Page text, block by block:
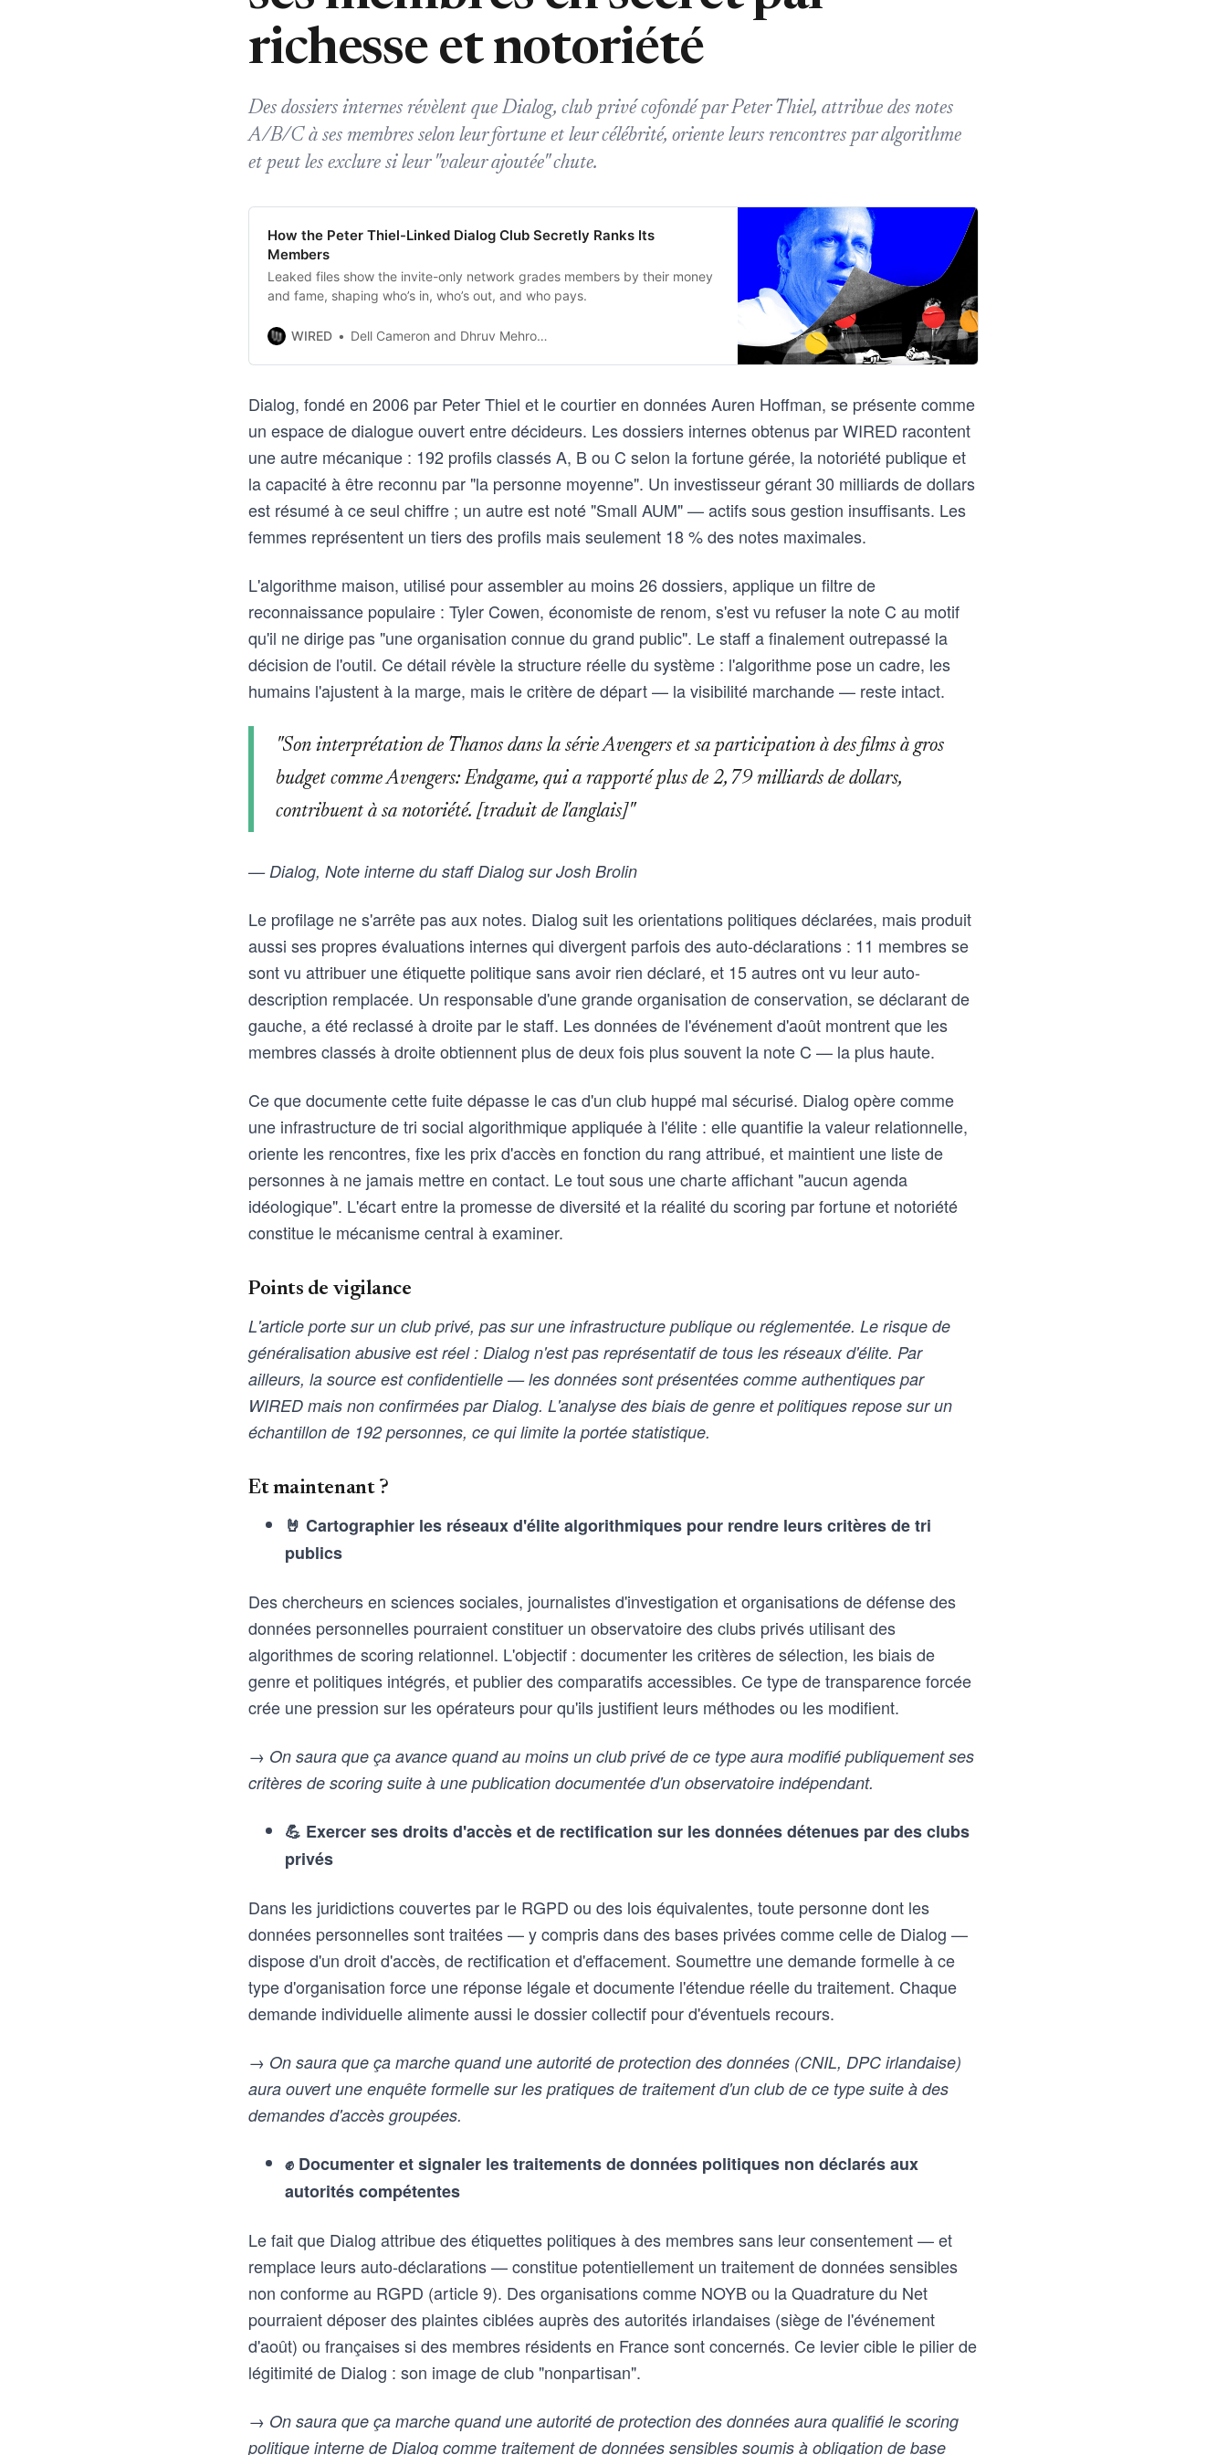
richesse et notoriété
Des dossiers internes révèlent que Dialog, club privé cofondé par Peter Thiel, attribue des notes
A/B/C à ses membres selon leur fortune et leur célébrité, oriente leurs rencontres par algorithme
et peut les exclure si leur "valeur ajoutée" chute.
How the Peter Thiel-Linked Dialog Club Secretly Ranks Its
Members
Leaked files show the invite-only network grades members by their money
and fame, shaping who’s in, who’s out, and who pays.
WIRED Dell Cameron and Dhruv Mehrotra and Yulia Almazova
Dialog, fondé en 2006 par Peter Thiel et le courtier en données Auren Hoffman, se présente comme
un espace de dialogue ouvert entre décideurs. Les dossiers internes obtenus par WIRED racontent
une autre mécanique : 192 profils classés A, B ou C selon la fortune gérée, la notoriété publique et
la capacité à être reconnu par "la personne moyenne". Un investisseur gérant 30 milliards de dollars
est résumé à ce seul chiffre ; un autre est noté "Small AUM" — actifs sous gestion insuffisants. Les
femmes représentent un tiers des profils mais seulement 18 % des notes maximales.
L'algorithme maison, utilisé pour assembler au moins 26 dossiers, applique un filtre de
reconnaissance populaire : Tyler Cowen, économiste de renom, s'est vu refuser la note C au motif
qu'il ne dirige pas "une organisation connue du grand public". Le staff a finalement outrepassé la
décision de l'outil. Ce détail révèle la structure réelle du système : l'algorithme pose un cadre, les
humains l'ajustent à la marge, mais le critère de départ — la visibilité marchande — reste intact.
"Son interprétation de Thanos dans la série Avengers et sa participation à des films à gros
budget comme Avengers: Endgame, qui a rapporté plus de 2,79 milliards de dollars,
contribuent à sa notoriété. [traduit de l'anglais]"
— Dialog, Note interne du staff Dialog sur Josh Brolin
Le profilage ne s'arrête pas aux notes. Dialog suit les orientations politiques déclarées, mais produit
aussi ses propres évaluations internes qui divergent parfois des auto-déclarations : 11 membres se
sont vu attribuer une étiquette politique sans avoir rien déclaré, et 15 autres ont vu leur auto-
description remplacée. Un responsable d'une grande organisation de conservation, se déclarant de
gauche, a été reclassé à droite par le staff. Les données de l'événement d'août montrent que les
membres classés à droite obtiennent plus de deux fois plus souvent la note C — la plus haute.
Ce que documente cette fuite dépasse le cas d'un club huppé mal sécurisé. Dialog opère comme
une infrastructure de tri social algorithmique appliquée à l'élite : elle quantifie la valeur relationnelle,
oriente les rencontres, fixe les prix d'accès en fonction du rang attribué, et maintient une liste de
personnes à ne jamais mettre en contact. Le tout sous une charte affichant "aucun agenda
idéologique". L'écart entre la promesse de diversité et la réalité du scoring par fortune et notoriété
constitue le mécanisme central à examiner.
Points de vigilance
L'article porte sur un club privé, pas sur une infrastructure publique ou réglementée. Le risque de
généralisation abusive est réel : Dialog n'est pas représentatif de tous les réseaux d'élite. Par
ailleurs, la source est confidentielle — les données sont présentées comme authentiques par
WIRED mais non confirmées par Dialog. L'analyse des biais de genre et politiques repose sur un
échantillon de 192 personnes, ce qui limite la portée statistique.
Et maintenant ?
🤘 Cartographier les réseaux d'élite algorithmiques pour rendre leurs critères de tri
publics
Des chercheurs en sciences sociales, journalistes d'investigation et organisations de défense des
données personnelles pourraient constituer un observatoire des clubs privés utilisant des
algorithmes de scoring relationnel. L'objectif : documenter les critères de sélection, les biais de
genre et politiques intégrés, et publier des comparatifs accessibles. Ce type de transparence forcée
crée une pression sur les opérateurs pour qu'ils justifient leurs méthodes ou les modifient.
→ On saura que ça avance quand au moins un club privé de ce type aura modifié publiquement ses
critères de scoring suite à une publication documentée d'un observatoire indépendant.
💪 Exercer ses droits d'accès et de rectification sur les données détenues par des clubs
privés
Dans les juridictions couvertes par le RGPD ou des lois équivalentes, toute personne dont les
données personnelles sont traitées — y compris dans des bases privées comme celle de Dialog —
dispose d'un droit d'accès, de rectification et d'effacement. Soumettre une demande formelle à ce
type d'organisation force une réponse légale et documente l'étendue réelle du traitement. Chaque
demande individuelle alimente aussi le dossier collectif pour d'éventuels recours.
→ On saura que ça marche quand une autorité de protection des données (CNIL, DPC irlandaise)
aura ouvert une enquête formelle sur les pratiques de traitement d'un club de ce type suite à des
demandes d'accès groupées.
✊ Documenter et signaler les traitements de données politiques non déclarés aux
autorités compétentes
Le fait que Dialog attribue des étiquettes politiques à des membres sans leur consentement — et
remplace leurs auto-déclarations — constitue potentiellement un traitement de données sensibles
non conforme au RGPD (article 9). Des organisations comme NOYB ou la Quadrature du Net
pourraient déposer des plaintes ciblées auprès des autorités irlandaises (siège de l'événement
d'août) ou françaises si des membres résidents en France sont concernés. Ce levier cible le pilier de
légitimité de Dialog : son image de club "nonpartisan".
→ On saura que ça marche quand une autorité de protection des données aura qualifié le scoring
politique interne de Dialog comme traitement de données sensibles soumis à obligation de base